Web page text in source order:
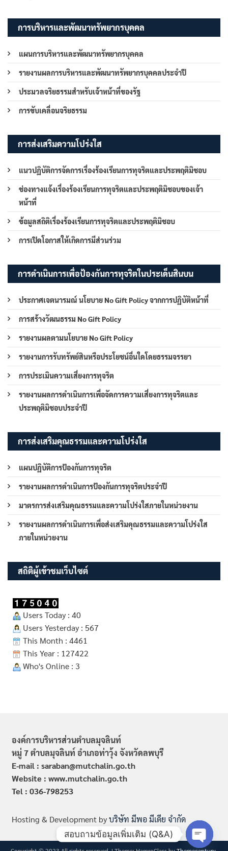
การบริหารและพัฒนาทรัพยากรบุคคล
แผนการบริหารและพัฒนาทรัพยากรบุคคล
รายงานผลการบริหารและพัฒนาทรัพยากรบุคคลประจำปี
ประมวลจริยธรรมสำหรับเจ้าหน้าที่ของรัฐ
การขับเคลื่อนจริยธรรม
การส่งเสริมความโปร่งใส
แนวปฏิบัติการจัดการเรื่องร้องเรียนการทุจริตและประพฤติมิชอบ
ช่องทางแจ้งเรื่องร้องเรียนการทุจริตและประพฤติมิชอบของเจ้า
หน้าที่
ข้อมูลสถิติเรื่องร้องเรียนการทุจริตและประพฤติมิชอบ
การเปิดโอกาสให้เกิดการมีส่วนร่วม
การดำเนินการเพื่อป้องกันการทุจริตในประเด็นสินบน
ประกาศเจตนารมณ์ นโยบาย No Gift Policy จากการปฏิบัติหน้าที่
การสร้างวัฒนธรรม No Gift Policy
รายงานผลตามนโยบาย No Gift Policy
รายงานการรับทรัพย์สินหรือประโยชน์อื่นใดโดยธรรมจรรยา
การประเมินความเสี่ยงการทุจริต
รายงานผลการดำเนินการเพื่อจัดการความเสี่ยงการทุจริตและ
ประพฤติมิชอบประจำปี
การส่งเสริมคุณธรรมและความโปร่งใส
แผนปฏิบัติการป้องกันการทุจริต
รายงานผลการดำเนินการป้องกันการทุจริตประจำปี
มาตรการส่งเสริมคุณธรรมและความโปร่งใสภายในหน่วยงาน
รายงานผลการดำเนินการเพื่อส่งเสริมคุณธรรมและความโปร่งใส
ภายในหน่วยงาน
สถิติผู้เข้าชมเว็บไซต์
Users Today : 40
Users Yesterday : 567
This Month : 4461
This Year : 127422
Who's Online : 3
องค์การบริหารส่วนตำบลมุจลินท์
หมู่ 7 ตำบลมุจลินท์ อำเภอท่าวุ้ง จังหวัดลพบุรี
E-mail : saraban@mutchalin.go.th
Website : www.mutchalin.go.th
Tel : 036-798253
Hosting & Development byบริษัท มีพอ มีเดีย จำกัด
สอบถามข้อมูลเพิ่มเติม (Q&A)